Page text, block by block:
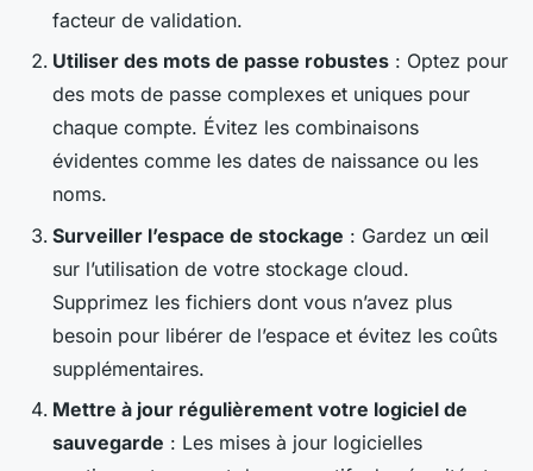
facteur de validation.
Utiliser des mots de passe robustes : Optez pour
des mots de passe complexes et uniques pour
chaque compte. Évitez les combinaisons
évidentes comme les dates de naissance ou les
noms.
Surveiller l’espace de stockage : Gardez un œil
sur l’utilisation de votre stockage cloud.
Supprimez les fichiers dont vous n’avez plus
besoin pour libérer de l’espace et évitez les coûts
supplémentaires.
Mettre à jour régulièrement votre logiciel de
sauvegarde : Les mises à jour logicielles